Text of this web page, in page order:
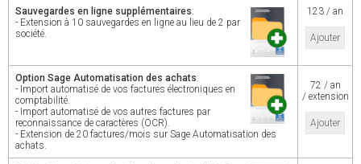
Sauvegardes en ligne supplémentaires:
- Extension à 10 sauvegardes en ligne au lieu de 2 par
société.
123 / an
Ajouter
Option Sage Automatisation des achats:
- Import automatisé de vos factures électroniques en
comptabilité.
- Import automatisé de vos autres factures par
reconnaissance de caractères (OCR).
- Extension de 20 factures/mois sur Sage Automatisation des
achats.
72 / an
/ extension
Ajouter